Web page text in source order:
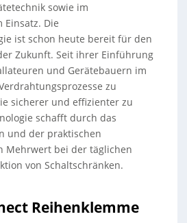
sowie im
Einsatz. Die
ist schon heute bereit für den
Zukunft. Seit ihrer Einführung
und Gerätebauern im
zu
sicherer und effizienter zu
schafft durch das
und der praktischen
Mehrwert bei der täglichen
von Schaltschränken.
Reihenklemme